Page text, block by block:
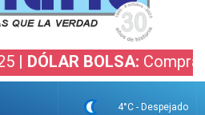
BOLSA:Compra:
4°C - Despejado